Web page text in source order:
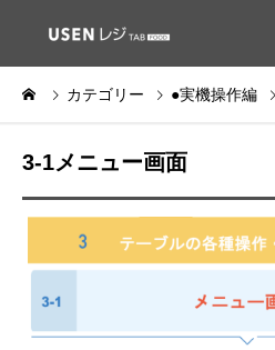
カテゴリー ●実機操作編
3-1メニュー画面